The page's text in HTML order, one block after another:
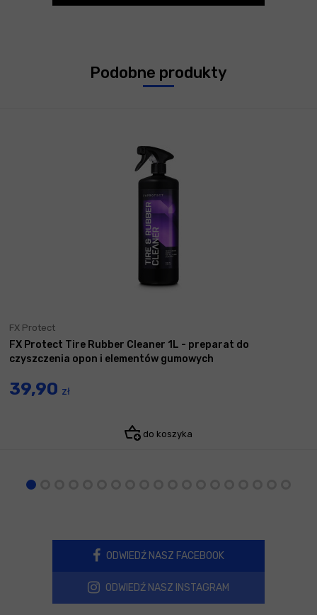
Podobne produkty
FX Protect
FX Protect Tire Rubber Cleaner 1L - preparat do
czyszczenia opon i elementów gumowych
39,90 zł
do koszyka
ODWIEDŹ NASZ FACEBOOK
ODWIEDŹ NASZ INSTAGRAM